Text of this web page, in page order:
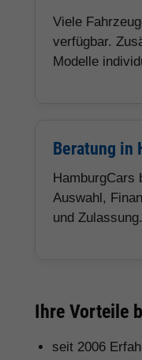
Viele
verfügbar.
Modelle
Beratung in
HamburgCars
Auswahl,
und Zulassung.
Ihre Vorteile
seit 2006